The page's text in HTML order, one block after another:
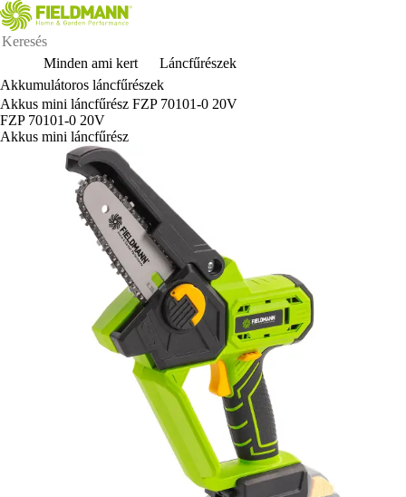
Minden ami kert
Láncfűrészek
Akkumulátoros láncfűrészek
Akkus mini láncfűrész FZP 70101-0 20V
FZP 70101-0 20V
Akkus mini láncfűrész